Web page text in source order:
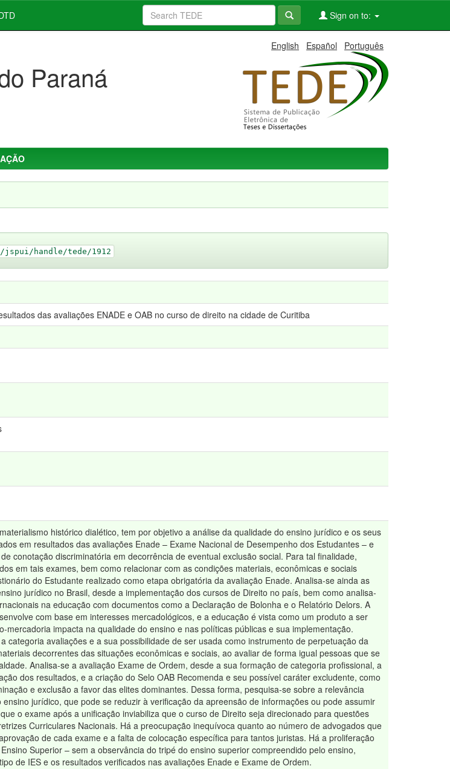
Sign on to:
English Español Português
Paraná
handle/tede/1912
das avaliações ENADE e OAB no curso de direito na cidade de Curitiba
histórico dialético, tem por objetivo a análise da qualidade do ensino jurídico e os seus
em resultados das avaliações Enade – Exame Nacional de Desempenho dos Estudantes – e
conotação discriminatória em decorrência de eventual exclusão social. Para tal finalidade,
em tais exames, bem como relacionar com as condições materiais, econômicas e sociais
do Estudante realizado como etapa obrigatória da avaliação Enade. Analisa-se ainda as
jurídico no Brasil, desde a implementação dos cursos de Direito no país, bem como analisa-
na educação com documentos como a Declaração de Bolonha e o Relatório Delors. A
com base em interesses mercadológicos, e a educação é vista como um produto a ser
mercadoria impacta na qualidade do ensino e nas políticas públicas e sua implementação.
categoria avaliações e a sua possibilidade de ser usada como instrumento de perpetuação da
decorrentes das situações econômicas e sociais, ao avaliar de forma igual pessoas que se
Analisa-se a avaliação Exame de Ordem, desde a sua formação de categoria profissional, a
dos resultados, e a criação do Selo OAB Recomenda e seu possível caráter excludente, como
e exclusão a favor das elites dominantes. Dessa forma, pesquisa-se sobre a relevância
jurídico, que pode se reduzir à verificação da apreensão de informações ou pode assumir
o exame após a unificação inviabiliza que o curso de Direito seja direcionado para questões
Curriculares Nacionais. Há a preocupação inequívoca quanto ao número de advogados que
de cada exame e a falta de colocação específica para tantos juristas. Há a proliferação
Superior – sem a observância do tripé do ensino superior compreendido pelo ensino,
de IES e os resultados verificados nas avaliações Enade e Exame de Ordem.